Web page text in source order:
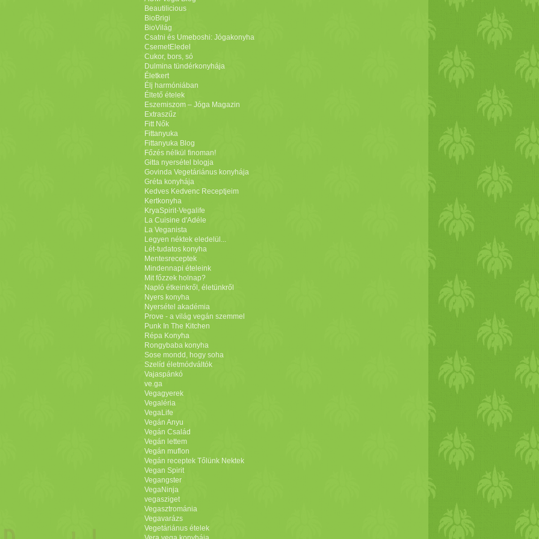
Beautilicious
BioBrigi
BioVilág
Csatni és Umeboshi: Jógakonyha
CsemetEledel
Cukor, bors, só
Dulmina tündérkonyhája
Életkert
Élj harmóniában
Éltető ételek
Eszemiszom – Jóga Magazin
Extraszűz
Fitt Nők
Fittanyuka
Fittanyuka Blog
Főzés nélkül finoman!
Gitta nyersétel blogja
Govinda Vegetáriánus konyhája
Gréta konyhája
Kedves Kedvenc Receptjeim
Kertkonyha
KryaSpirit-Vegalife
La Cuisine d'Adéle
La Veganista
Legyen néktek eledelül...
Lét-tudatos konyha
Mentesreceptek
Mindennapi ételeink
Mit főzzek holnap?
Napló étkeinkről, életünkről
Nyers konyha
Nyersétel akadémia
Prove - a világ vegán szemmel
Punk In The Kitchen
Répa Konyha
Rongybaba konyha
Sose mondd, hogy soha
Szelíd életmódváltók
Vajaspánkó
ve.ga
Vegagyerek
Vegaléria
VegaLife
Vegán Anyu
Vegán Család
Vegán lettem
Vegán muflon
Vegán receptek Tőlünk Nektek
Vegan Spirit
Vegangster
VegaNinja
vegasziget
Vegasztrománia
Vegavarázs
Vegetáriánus ételek